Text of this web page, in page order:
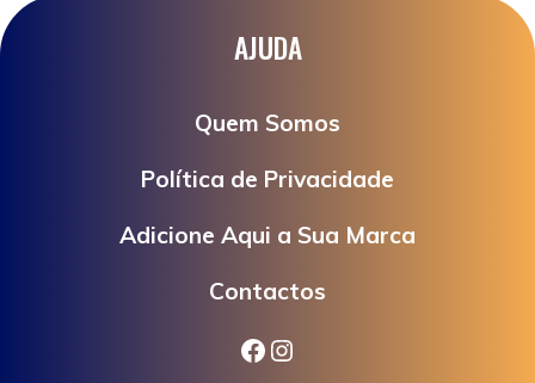
AJUDA
Quem Somos
Política de Privacidade
Adicione Aqui a Sua Marca
Contactos
Facebook
Instagram